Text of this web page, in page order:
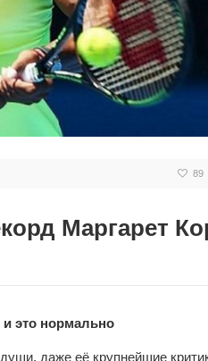
89
Маргарет
это нормально
даже её крупнейшие